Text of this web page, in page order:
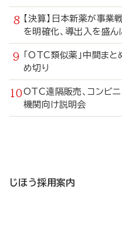
【決算】日本新薬が事
を明確化、導出入を盛ん
「OTC類似薬」中間
め切り
OTC遠隔販売、コンビ
機関向け説明会
じほう採用案内